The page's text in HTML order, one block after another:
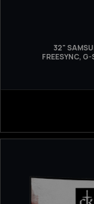
32"
FREESYNC,